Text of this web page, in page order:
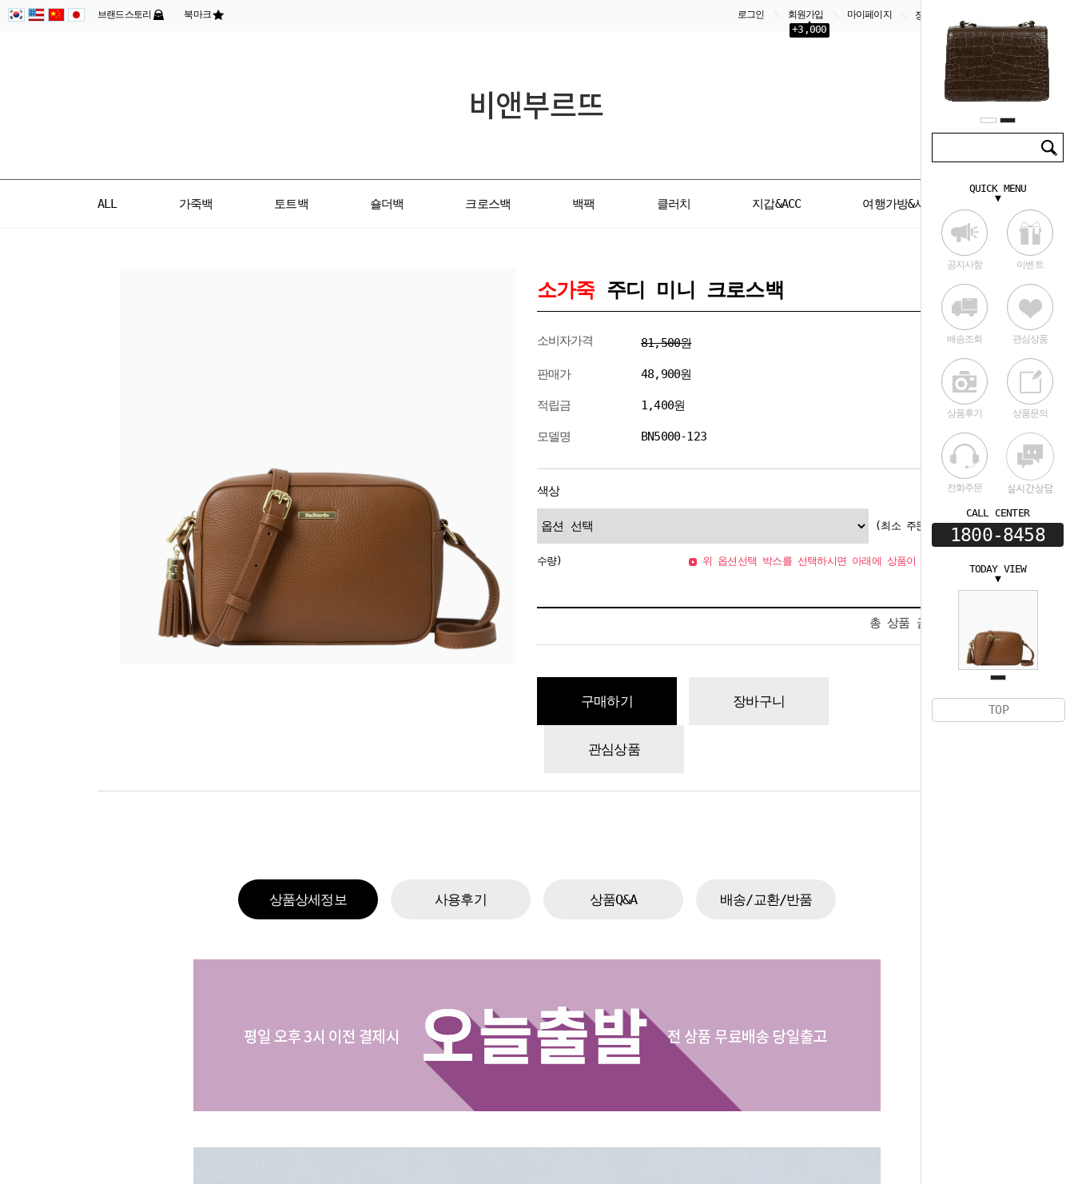
QUICK MENU
▼
공지사항 이벤트
배송조회 관심상품
상품후기 상품문의
전화주문
CALL CENTER
1800-8458
TODAY VIEW
▼
TOP
브랜드스토리 북마크 로그인 회원가입
+3,000
마이페이지 장바구니
ALL 가죽백 토트백 숄더백 크로스백 백팩 클러치 지갑&ACC 여행가방&서류가방
소가죽주디 미니 크로스백
소비자가격 81,500원
판매가 48,900원
적립금 1,400원
모델명 BN5000-123
색상
(최소 주문수량 1개
수량) 위 옵션선택 박스를 선택하시면 아래에 상품이 추가됩니다.
총 상품 금액
구매하기 장바구니
관심상품
상품상세정보 사용후기 상품Q&A 배송/교환/반품